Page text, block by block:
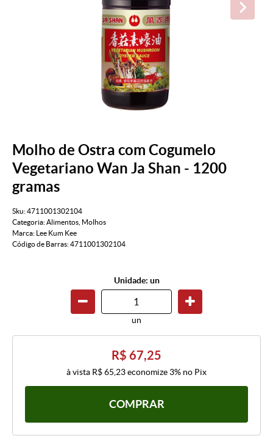
Molho de Ostra com Cogumelo
Vegetariano Wan Ja Shan - 1200
gramas
Sku:4711001302104
Categoria:Alimentos Molhos
Marca:
Lee Kum Kee
Código de Barras:4711001302104
Unidade: un
un
R$ 67,25
à vista R$ 65,23economize 3% no Pix
COMPRAR